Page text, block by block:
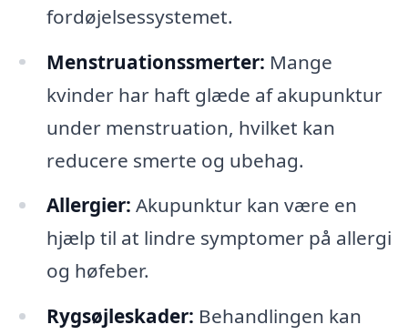
fordøjelsessystemet.
Menstruationssmerter: Mange
kvinder har haft glæde af akupunktur
under menstruation, hvilket kan
reducere smerte og ubehag.
Allergier: Akupunktur kan være en
hjælp til at lindre symptomer på allergi
og høfeber.
Rygsøjleskader: Behandlingen kan